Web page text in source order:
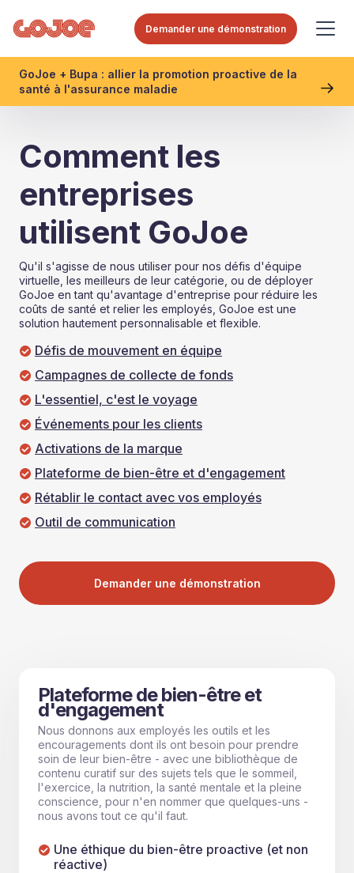
Demander une démonstration
GoJoe + Bupa : allier la promotion proactive de la
santé à l'assurance maladie
Comment les
entreprises
utilisent GoJoe
Qu'il s'agisse de nous utiliser pour nos défis d'équipe
virtuelle, les meilleurs de leur catégorie, ou de déployer
GoJoe en tant qu'avantage d'entreprise pour réduire les
coûts de santé et relier les employés, GoJoe est une
solution hautement personnalisable et flexible.
Défis de mouvement en équipe
Campagnes de collecte de fonds
L'essentiel, c'est le voyage
Événements pour les clients
Activations de la marque
Plateforme de bien-être et d'engagement
Rétablir le contact avec vos employés
Outil de communication
Demander une démonstration
Plateforme de bien-être et
d'engagement
Nous donnons aux employés les outils et les
encouragements dont ils ont besoin pour prendre
soin de leur bien-être - avec une bibliothèque de
contenu curatif sur des sujets tels que le sommeil,
l'exercice, la nutrition, la santé mentale et la pleine
conscience, pour n'en nommer que quelques-uns -
nous avons tout ce qu'il faut.
Une éthique du bien-être proactive (et non
réactive)